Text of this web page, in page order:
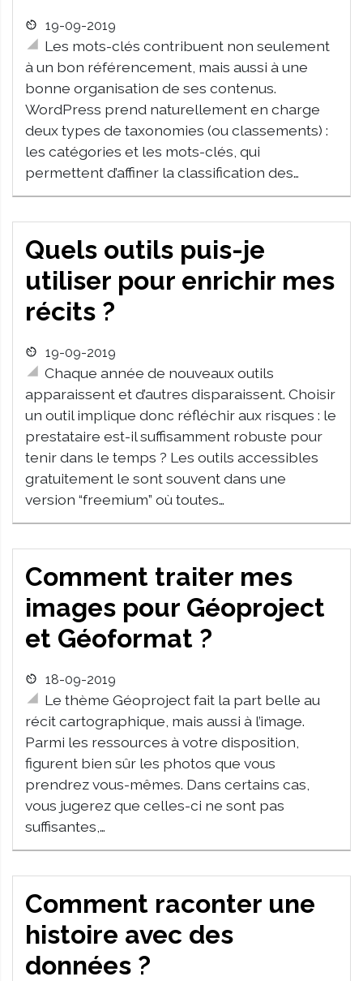
19-09-2019
Les mots-clés contribuent non seulement
à un bon référencement, mais aussi à une
bonne organisation de ses contenus.
WordPress prend naturellement en charge
deux types de taxonomies (ou classements) :
les catégories et les mots-clés, qui
permettent d’affiner la classification des…
Quels outils puis-je
utiliser pour enrichir mes
récits ?
19-09-2019
Chaque année de nouveaux outils
apparaissent et d’autres disparaissent. Choisir
un outil implique donc réfléchir aux risques : le
prestataire est-il suffisamment robuste pour
tenir dans le temps ? Les outils accessibles
gratuitement le sont souvent dans une
version “freemium” où toutes…
Comment traiter mes
images pour Géoproject
et Géoformat ?
18-09-2019
Le thème Géoproject fait la part belle au
récit cartographique, mais aussi à l’image.
Parmi les ressources à votre disposition,
figurent bien sûr les photos que vous
prendrez vous-mêmes. Dans certains cas,
vous jugerez que celles-ci ne sont pas
suffisantes,…
Comment raconter une
histoire avec des
données ?